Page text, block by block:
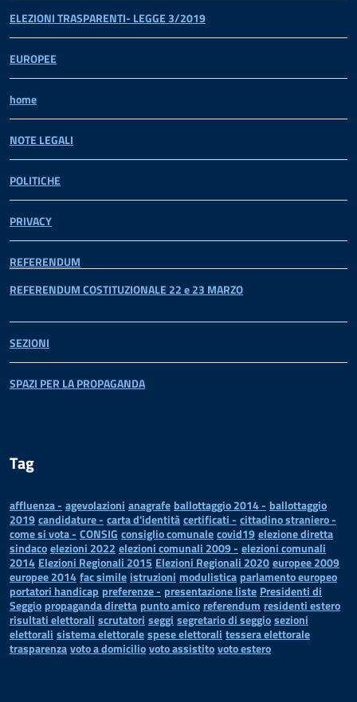
ELEZIONI TRASPARENTI- LEGGE 3/2019
EUROPEE
home
NOTE LEGALI
POLITICHE
PRIVACY
REFERENDUM
REFERENDUM COSTITUZIONALE 22 e 23 MARZO
SEZIONI
SPAZI PER LA PROPAGANDA
Tag
affluenza - agevolazioni anagrafe ballottaggio 2014 - ballottaggio
2019candidature - carta d'identitàcertificati - cittadino straniero -
come si vota - CONSIG consiglio comunalecovid19elezione diretta
sindacoelezioni 2022 elezioni comunali 2009 - elezioni comunali
2014 Elezioni Regionali 2015 Elezioni Regionali 2020europee 2009
europee 2014fac simile istruzioni modulistica parlamento europeo
portatori handicap preferenze - presentazione liste Presidenti di
Seggio propaganda diretta punto amico referendum residenti estero
risultati elettorali scrutatori seggi segretario di seggiosezioni
elettorali sistema elettoralespese elettorali tessera elettorale
trasparenzavoto a domiciliovoto assistitovoto estero